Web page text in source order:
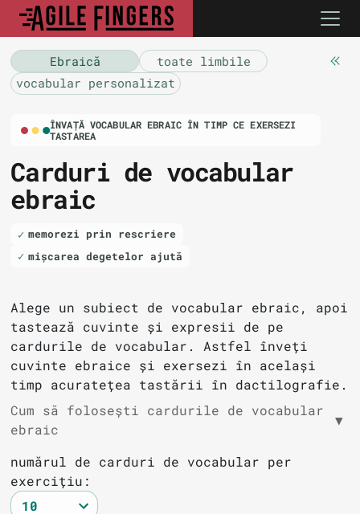
Ebraică
toate limbile
vocabular personalizat
ÎNVAȚĂ VOCABULAR EBRAIC ÎN TIMP CE EXERSEZI
TASTAREA
Carduri de vocabular
ebraic
memorezi prin rescriere
mișcarea degetelor ajută
Alege un subiect de vocabular ebraic, apoi
tastează cuvinte și expresii de pe
cardurile de vocabular. Astfel înveți
cuvinte ebraice și exersezi în același
timp acuratețea tastării în dactilografie.
Cum să folosești cardurile de vocabular
ebraic
▼
numărul de carduri de vocabular per
exercițiu: